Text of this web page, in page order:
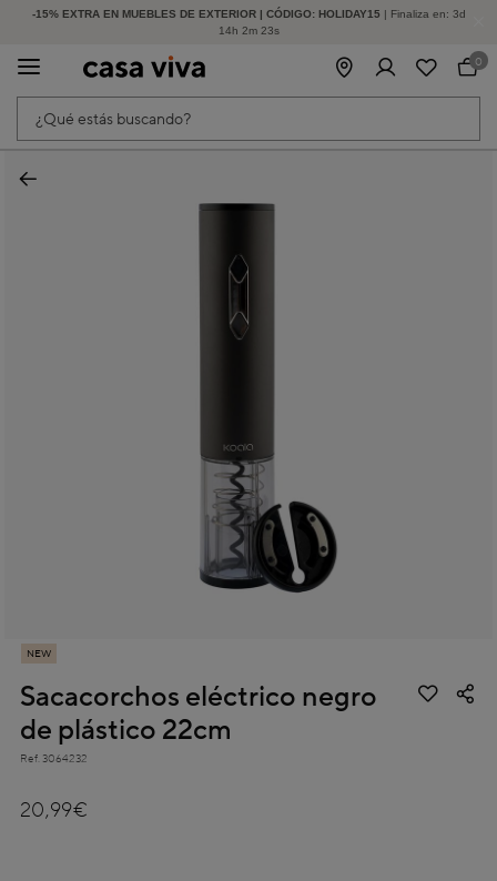
-15% EXTRA EN MUEBLES DE EXTERIOR | CÓDIGO: HOLIDAY15 | Finaliza en: 3d
14h 2m 23s
HASTA -60% DE DESCUENTO | SEGUNDAS REBAJAS
¿Qué estás buscando?
0
NEW
Sacacorchos eléctrico negro
de plástico 22cm
Ref. 3064232
20,99€